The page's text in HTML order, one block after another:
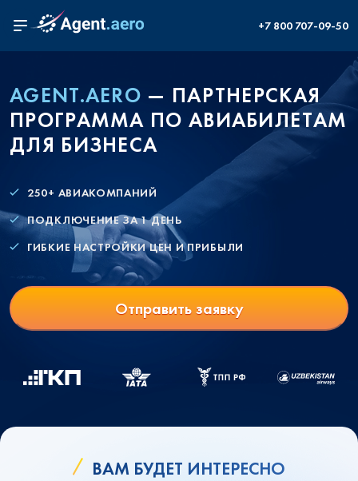
+7 800 707-09-50
AGENT.AERO — ПАРТНЕРСКАЯ
ПРОГРАММА ПО АВИАБИЛЕТАМ
ДЛЯ БИЗНЕСА
250+ АВИАКОМПАНИЙ
ПОДКЛЮЧЕНИЕ ЗА 1 ДЕНЬ
ГИБКИЕ НАСТРОЙКИ ЦЕН И ПРИБЫЛИ
Отправить заявку
ВАМ БУДЕТ ИНТЕРЕСНО